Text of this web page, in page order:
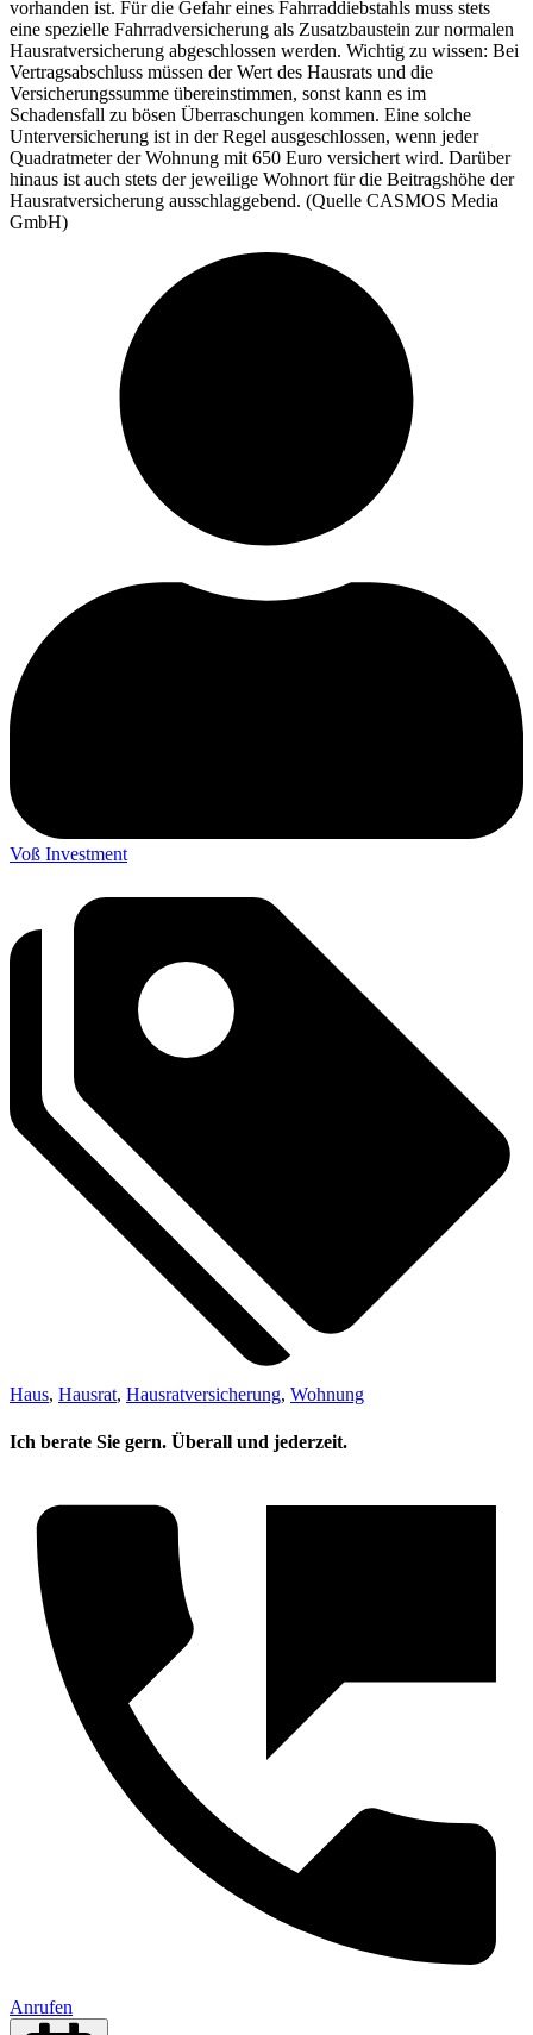
vorhanden ist. Für die Gefahr eines Fahrraddiebstahls muss stets
eine spezielle Fahrradversicherung als Zusatzbaustein zur normalen
Hausratversicherung abgeschlossen werden. Wichtig zu wissen: Bei
Vertragsabschluss müssen der Wert des Hausrats und die
Versicherungssumme übereinstimmen, sonst kann es im
Schadensfall zu bösen Überraschungen kommen. Eine solche
Unterversicherung ist in der Regel ausgeschlossen, wenn jeder
Quadratmeter der Wohnung mit 650 Euro versichert wird. Darüber
hinaus ist auch stets der jeweilige Wohnort für die Beitragshöhe der
Hausratversicherung ausschlaggebend. (Quelle CASMOS Media
GmbH)
Voß Investment
Haus, Hausrat, Hausratversicherung, Wohnung
Ich berate Sie gern. Überall und jederzeit.
Anrufen